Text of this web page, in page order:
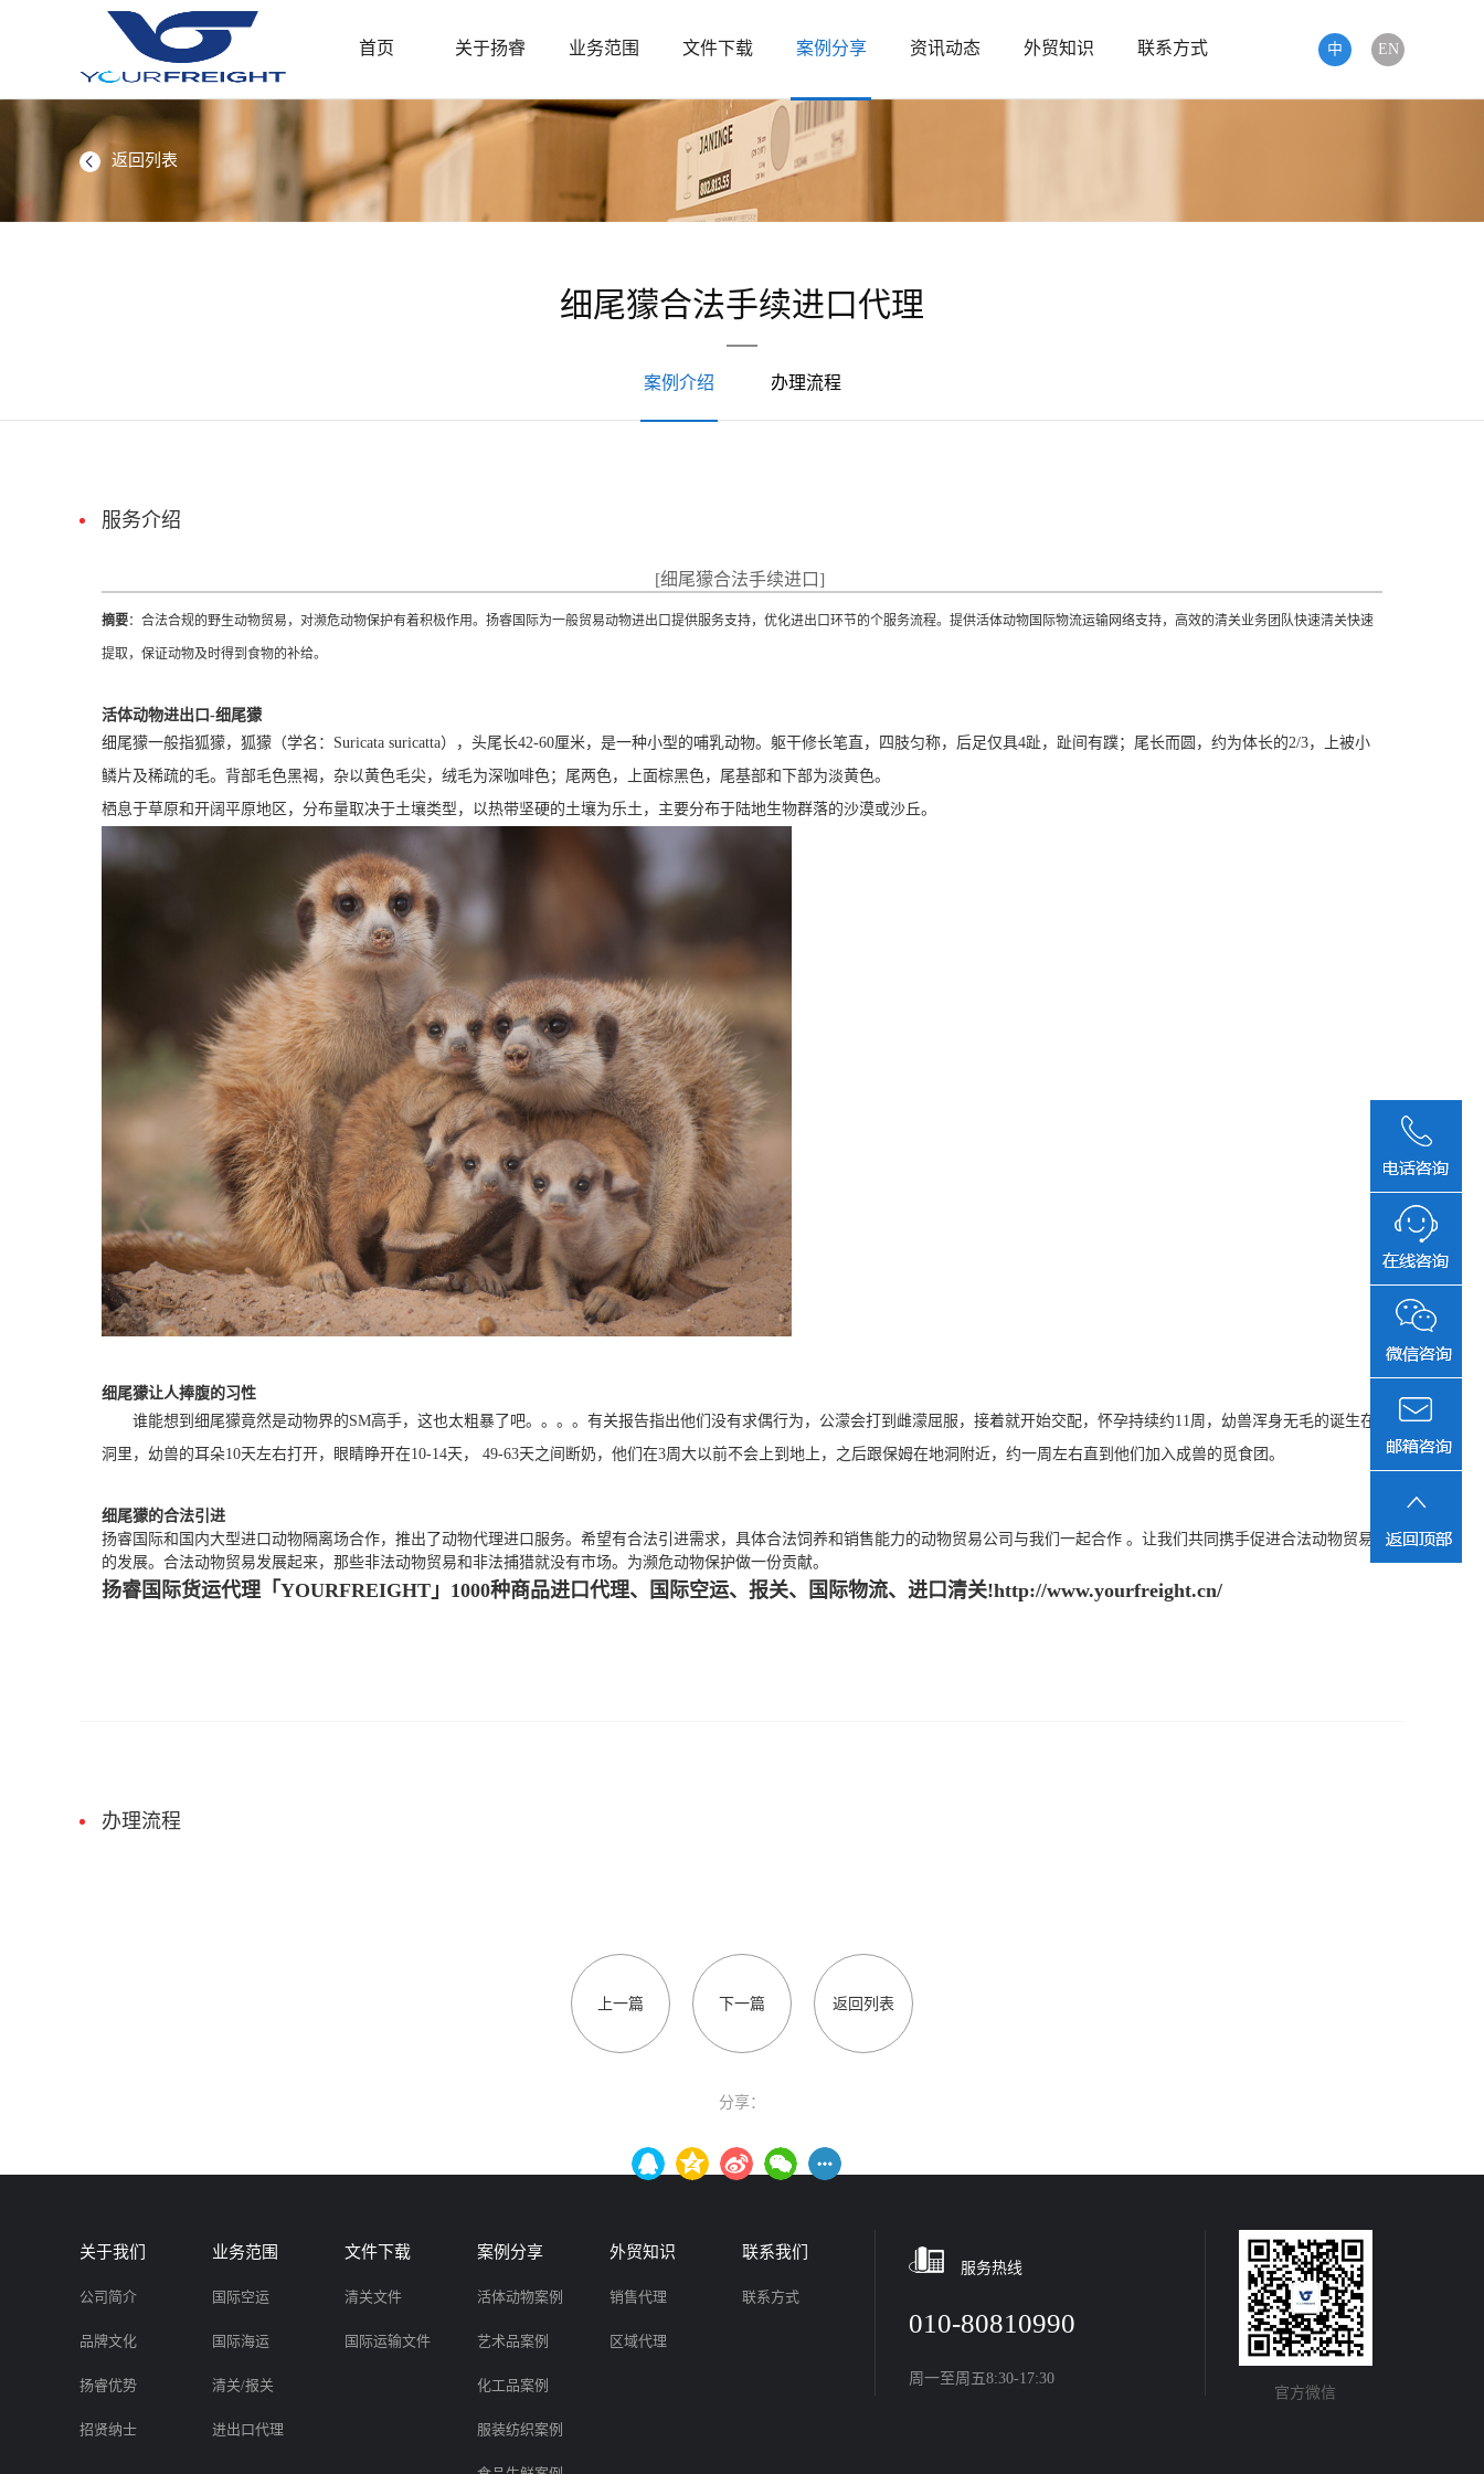
首页 关于扬睿 业务范围 文件下载 案例分享 资讯动态 外贸知识 联系方式 EN
中
返回列表
细尾獴合法手续进口代理
案例介绍 办理流程
服务介绍
[细尾獴合法手续进口]
摘要：合法合规的野生动物贸易，对濒危动物保护有着积极作用。扬睿国际为一般贸易动物进出口提供服务支持，优化进出口环节的个服务流程。提供活体动物国际物流运输网络支持，高效的清关业务团队快速清关快速
提取，保证动物及时得到食物的补给。
活体动物进出口-细尾獴
细尾獴一般指狐獴，狐獴（学名：Suricata suricatta），头尾长42-60厘米，是一种小型的哺乳动物。躯干修长笔直，四肢匀称，后足仅具4趾，趾间有蹼；尾长而圆，约为体长的2/3，上被小
鳞片及稀疏的毛。背部毛色黑褐，杂以黄色毛尖，绒毛为深咖啡色；尾两色，上面棕黑色，尾基部和下部为淡黄色。
栖息于草原和开阔平原地区，分布量取决于土壤类型，以热带坚硬的土壤为乐土，主要分布于陆地生物群落的沙漠或沙丘。
细尾獴让人捧腹的习性
谁能想到细尾獴竟然是动物界的SM高手，这也太粗暴了吧。。。。有关报告指出他们没有求偶行为，公濛会打到雌濛屈服，接着就开始交配，怀孕持续约11周，幼兽浑身无毛的诞生在
洞里，幼兽的耳朵10天左右打开，眼睛睁开在10-14天， 49-63天之间断奶，他们在3周大以前不会上到地上，之后跟保姆在地洞附近，约一周左右直到他们加入成兽的觅食团。
细尾獴的合法引进
扬睿国际和国内大型进口动物隔离场合作，推出了动物代理进口服务。希望有合法引进需求，具体合法饲养和销售能力的动物贸易公司与我们一起合作 。让我们共同携手促进合法动物贸易
的发展。合法动物贸易发展起来，那些非法动物贸易和非法捕猎就没有市场。为濒危动物保护做一份贡献。
扬睿国际货运代理「YOURFREIGHT」1000种商品进口代理、国际空运、报关、国际物流、进口清关!http://www.yourfreight.cn/
办理流程
上一篇 下一篇 返回列表
分享：
关于我们
公司简介
品牌文化
扬睿优势
招贤纳士
业务范围
国际空运
国际海运
清关/报关
进出口代理
文件下载
清关文件
国际运输文件
案例分享
活体动物案例
艺术品案例
化工品案例
服装纺织案例
外贸知识
销售代理
区域代理
联系我们
联系方式
服务热线
010-80810990
周一至周五8:30-17:30
官方微信